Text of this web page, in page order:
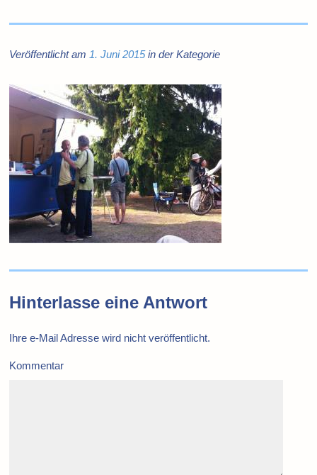
Veröffentlicht am 1. Juni 2015in der Kategorie
Hinterlasse eine Antwort
Ihre e-Mail Adresse wird nicht veröffentlicht.
Kommentar